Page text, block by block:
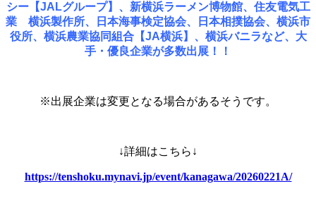
シー【JALグループ】、新横浜ラーメン博物館、住友電気工
業 横浜製作所、日本海事検定協会、日本相撲協会、横浜市
役所、横浜農業協同組合【JA横浜】、横浜バニラなど、大
手・優良企業が多数出展！！
※出展企業は変更となる場合があるそうです。
↓詳細はこちら↓
https://tenshoku.mynavi.jp/event/kanagawa/20260221A/